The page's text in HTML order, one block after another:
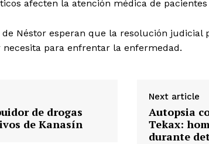
afecten la atención médica de
Néstor esperan que la resolución
para enfrentar la enfermedad.
de drogas
de Kanasín
Next article
Autopsia
Tekax:
durante